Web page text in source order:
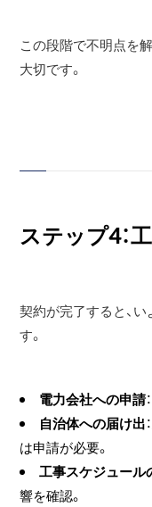
この段階で不明点を
大切です。
ステップ4：
契約が完了すると、
す。
電力会社への申請
自治体への届け出
は申請が必要。
工事スケジュール
響を確認。